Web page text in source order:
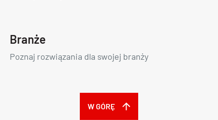
Branże
Poznaj rozwiązania dla swojej branży
W GÓRĘ